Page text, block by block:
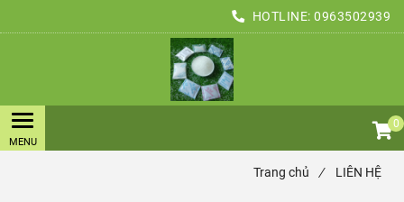
HOTLINE: 0963502939
0
Trang chủ / LIÊN HỆ